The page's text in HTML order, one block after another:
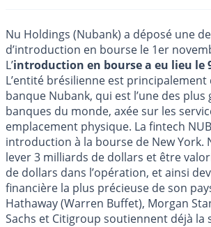
Nu Holdings (Nubank) a déposé une
d’introduction en bourse le 1er
L’introduction en bourse a eu lieu le
L’entité brésilienne est
banque Nubank, qui est l’une des plus
banques du monde, axée sur les
emplacement physique. La fintech
introduction à la bourse de New York.
lever 3 milliards de dollars et être
de dollars dans l’opération, et ainsi
financière la plus précieuse de son
Hathaway (Warren Buffet), Morgan
Sachs et Citigroup soutiennent déjà la